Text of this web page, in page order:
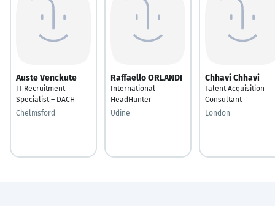
Auste Venckute
IT Recruitment
Specialist – DACH
Chelmsford
Raffaello ORLANDI
International
HeadHunter
Udine
Chhavi Chhavi
Talent Acquisition
Consultant
London